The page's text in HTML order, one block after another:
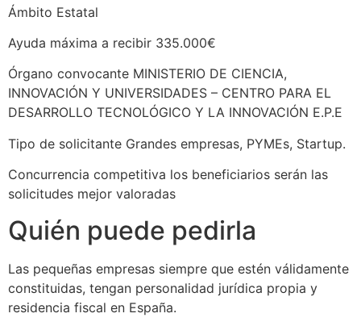
Ámbito Estatal
Ayuda máxima a recibir 335.000€
Órgano convocante MINISTERIO DE CIENCIA,
INNOVACIÓN Y UNIVERSIDADES – CENTRO PARA EL
DESARROLLO TECNOLÓGICO Y LA INNOVACIÓN E.P.E
Tipo de solicitante Grandes empresas, PYMEs, Startup.
Concurrencia competitiva los beneficiarios serán las
solicitudes mejor valoradas
Quién puede pedirla
Las pequeñas empresas siempre que estén válidamente
constituidas, tengan personalidad jurídica propia y
residencia fiscal en España.